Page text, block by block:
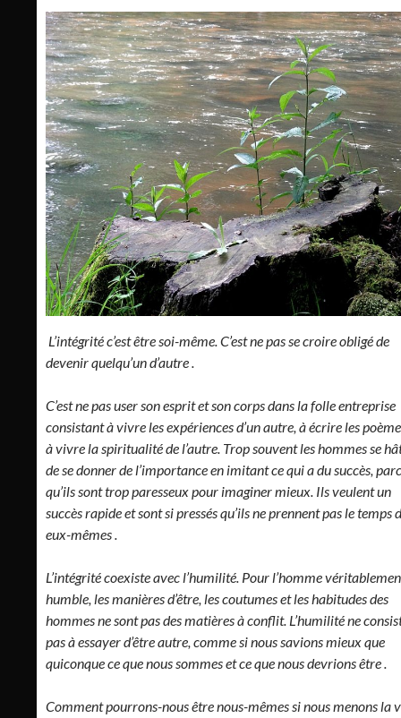
L’intégrité c’est être soi-même. C’est ne pas se croire obligé de
devenir quelqu’un d’autre .
C’est ne pas user son esprit et son corps dans la folle entreprise
consistant à vivre les expériences d’un autre, à écrire les
à vivre la spiritualité de l’autre. Trop souvent les hommes se
de se donner de l’importance en imitant ce qui a du succès,
qu’ils sont trop paresseux pour imaginer mieux. Ils veulent un
succès rapide et sont si pressés qu’ils ne prennent pas le temps
eux-mêmes .
L’intégrité coexiste avec l’humilité. Pour l’homme
humble, les manières d’être, les coutumes et les habitudes des
hommes ne sont pas des matières à conflit. L’humilité ne
pas à essayer d’être autre, comme si nous savions mieux que
quiconque ce que nous sommes et ce que nous devrions être .
Comment pourrons-nous être nous-mêmes si nous menons la